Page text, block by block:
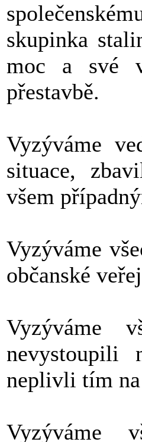
skupinka
moc a své
přestavbě.
Vyzýváme
situace,
všem
Vyzýváme
občanské
Vyzýváme
nevystoupili
neplivli tím
Vyzýváme